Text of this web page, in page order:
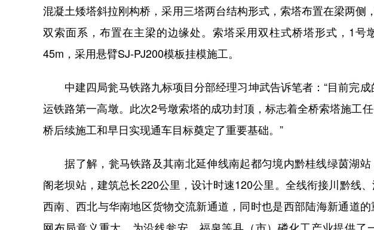
混凝土矮塔斜拉刚构桥，采用三塔两台结构形式，索塔布置在梁两侧
双索面系，布置在主梁的边缘处。索塔采用双柱式桥塔形式，1号
45m，采用悬臂SJ-PJ200模板挂模施工。
中建四局瓮马铁路九标项目分部经理习坤武告诉笔者：“目前完成
运铁路第一高墩。此次2号墩索塔的成功封顶，标志着全桥索塔施工
桥后续施工和早日实现通车目标奠定了重要基础。”
据了解，瓮马铁路及其南北延伸线南起都匀境内黔桂线绿茵湖站
阁老坝站，建筑总长220公里，设计时速120公里。全线衔接川黔线
西南、西北与华南地区货物交流新通道，同时也是西部陆海新通道